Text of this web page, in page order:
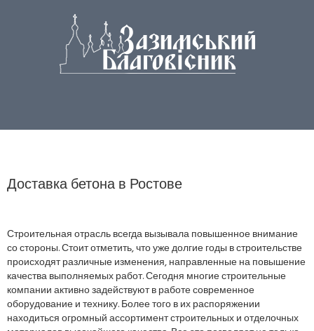
Доставка бетона в Ростове
Строительная отрасль всегда вызывала повышенное внимание
со стороны. Стоит отметить, что уже долгие годы в строительстве
происходят различные изменения, направленные на повышение
качества выполняемых работ. Сегодня многие строительные
компании активно задействуют в работе современное
оборудование и технику. Более того в их распоряжении
находиться огромный ассортимент строительных и отделочных